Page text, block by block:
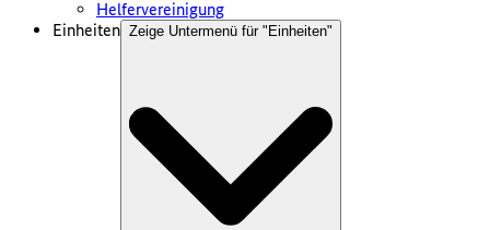
Helfervereinigung
Einheiten Zeige Untermenü für " Einheiten"